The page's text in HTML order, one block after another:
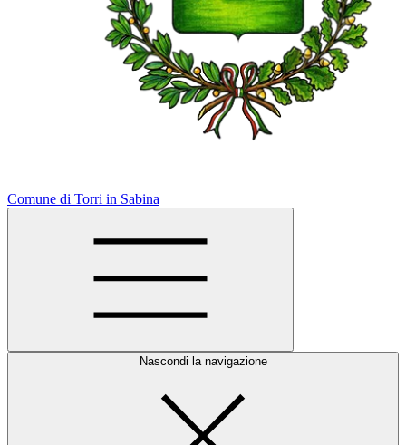
Comune di Torri in Sabina
Nascondi la navigazione